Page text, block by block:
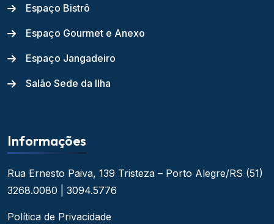
Espaço Bistrô
Espaço Gourmet e Anexo
Espaço Jangadeiro
Salão Sede da Ilha
Informações
Rua Ernesto Paiva, 139 Tristeza – Porto Alegre/RS (51)
3268.0080 | 3094.5776
Política de Privacidade